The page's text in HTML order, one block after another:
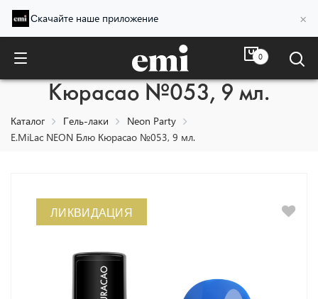
Скачайте наше приложение ×
0
E.MiLac NEON Блю
Кюрасао №053, 9 мл.
Каталог Гель-лаки
Neon Party
E.MiLac NEON Блю Кюрасао №053, 9 мл.
ЛИКВИДАЦИЯ